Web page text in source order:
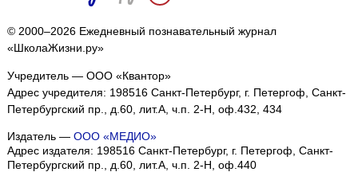
© 2000–2026 Ежедневный познавательный журнал
«ШколаЖизни.ру»
Учредитель — ООО «Квантор»
Адрес учредителя: 198516 Санкт-Петербург, г. Петергоф, Санкт-
Петербургский пр., д.60, лит.А, ч.п. 2-Н, оф.432, 434
Издатель — ООО «МЕДИО»
Адрес издателя: 198516 Санкт-Петербург, г. Петергоф, Санкт-
Петербургский пр., д.60, лит.А, ч.п. 2-Н, оф.440